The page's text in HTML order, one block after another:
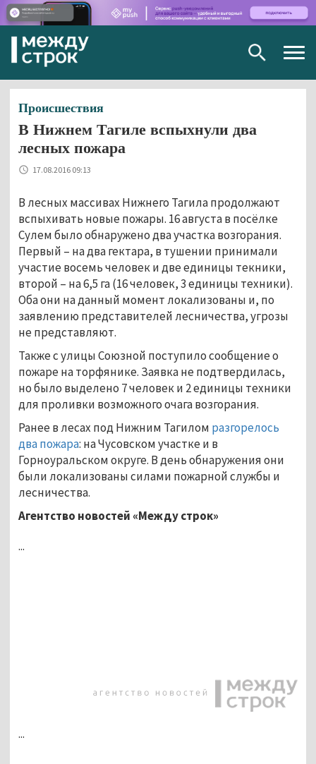
Происшествия
В Нижнем Тагиле вспыхнули два
лесных пожара
17.08.2016 09:13
В лесных массивах Нижнего Тагила продолжают
вспыхивать новые пожары. 16 августа в посёлке
Сулем было обнаружено два участка возгорания.
Первый – на два гектара, в тушении принимали
участие восемь человек и две единицы текники,
второй – на 6,5 га (16 человек, 3 единицы техники).
Оба они на данный момент локализованы и, по
заявлению представителей лесничества, угрозы
не представляют.
Также с улицы Союзной поступило сообщение о
пожаре на торфянике. Заявка не подтвердилась,
но было выделено 7 человек и 2 единицы техники
для проливки возможного очага возгорания.
Ранее в лесах под Нижним Тагилом разгорелось
два пожара: на Чусовском участке и в
Горноуральском округе. В день обнаружения они
были локализованы силами пожарной службы и
лесничества.
Агентство новостей «Между строк»
...
...